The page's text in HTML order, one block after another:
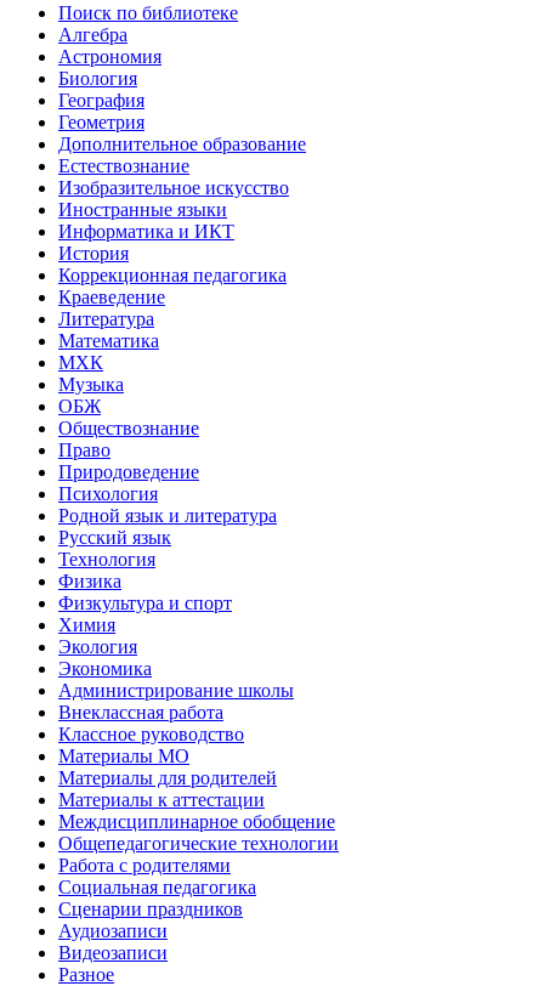
Поиск по библиотеке
Алгебра
Астрономия
Биология
География
Геометрия
Дополнительное образование
Естествознание
Изобразительное искусство
Иностранные языки
Информатика и ИКТ
История
Коррекционная педагогика
Краеведение
Литература
Математика
МХК
Музыка
ОБЖ
Обществознание
Право
Природоведение
Психология
Родной язык и литература
Русский язык
Технология
Физика
Физкультура и спорт
Химия
Экология
Экономика
Администрирование школы
Внеклассная работа
Классное руководство
Материалы МО
Материалы для родителей
Материалы к аттестации
Междисциплинарное обобщение
Общепедагогические технологии
Работа с родителями
Социальная педагогика
Сценарии праздников
Аудиозаписи
Видеозаписи
Разное